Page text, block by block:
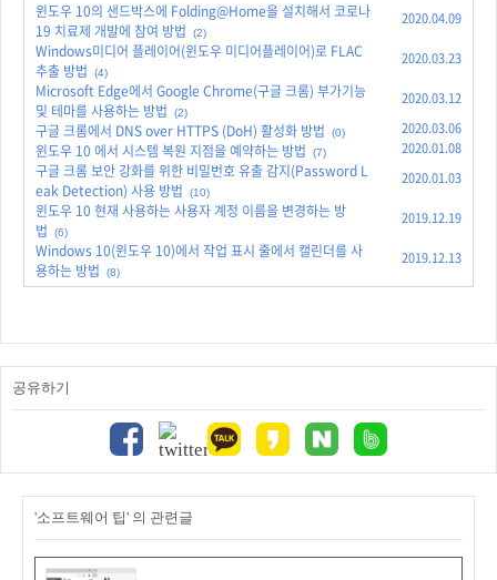
윈도우 10의 샌드박스에 Folding@Home을 설치해서 코로나
19 치료제 개발에 참여 방법
(2)
2020.04.09
Windows미디어 플레이어(윈도우 미디어플레이어)로 FLAC
추출 방법
(4)
2020.03.23
Microsoft Edge에서 Google Chrome(구글 크롬) 부가기능
및 테마를 사용하는 방법
(2)
2020.03.12
구글 크롬에서 DNS over HTTPS (DoH) 활성화 방법 (0) 2020.03.06
윈도우 10 에서 시스템 복원 지점을 예약하는 방법 (7) 2020.01.08
구글 크롬 보안 강화를 위한 비밀번호 유출 감지(Password L
eak Detection) 사용 방법
(10)
2020.01.03
윈도우 10 현재 사용하는 사용자 계정 이름을 변경하는 방
법
(6)
2019.12.19
Windows 10(윈도우 10)에서 작업 표시 줄에서 캘린더를 사
용하는 방법
(8)
2019.12.13
공유하기
'소프트웨어 팁' 의 관련글